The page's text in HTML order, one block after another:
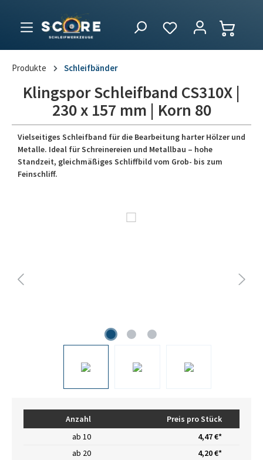
Produkte Schleifbänder
Klingspor Schleifband CS310X |
230 x 157 mm | Korn 80
Vielseitiges Schleifband für die Bearbeitung harter Hölzer und
Metalle. Ideal für Schreinereien und Metallbau – hohe
Standzeit, gleichmäßiges Schliffbild vom Grob- bis zum
Feinschliff.
Anzahl
Preis pro Stück
ab 10
4,47 €*
ab 20
4,20 €*